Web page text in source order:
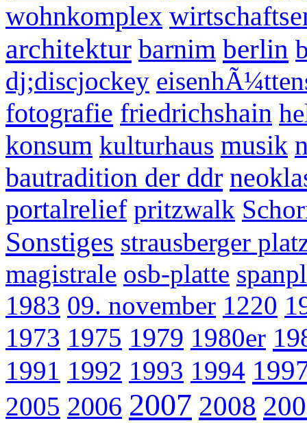
wohnkomplex
architektur barnim berlin
dj;discjockey
fotografie friedrichshain
konsum kulturhaus musik
bautradition der ddr
portalrelief pritzwalk
Sonstiges strausberger
magistrale osb-platte
1983 09. november 1220
1973 1975 1979 1980er
1991 1992 1993 1994
2005 2006 2007 2008